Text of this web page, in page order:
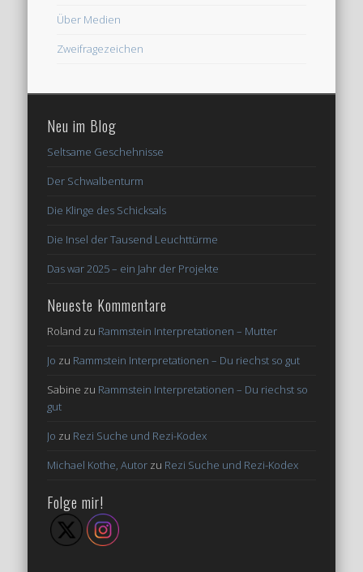
Über Medien
Zweifragezeichen
Neu im Blog
Seltsame Geschehnisse
Der Schwalbenturm
Die Klinge des Schicksals
Die Insel der Tausend Leuchttürme
Das war 2025 – ein Jahr der Projekte
Neueste Kommentare
Roland zu Rammstein Interpretationen – Mutter
Jo zu Rammstein Interpretationen – Du riechst so gut
Sabine zu Rammstein Interpretationen – Du riechst so
gut
Jo zu Rezi Suche und Rezi-Kodex
Michael Kothe, Autor zu Rezi Suche und Rezi-Kodex
Folge mir!